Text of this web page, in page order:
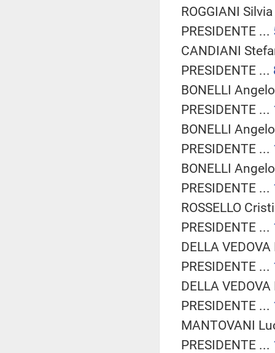
ROGGIANI
PRESIDENTE ...
CANDIANI
PRESIDENTE ...
BONELLI
PRESIDENTE ...
BONELLI
PRESIDENTE ...
BONELLI
PRESIDENTE ...
ROSSELLO
PRESIDENTE ...
DELLA
PRESIDENTE ...
DELLA
PRESIDENTE ...
MANTOVANI
PRESIDENTE ...